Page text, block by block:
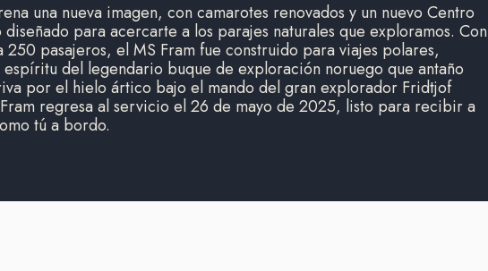
una nueva imagen, con camarotes renovados y un nuevo Centro
para acercarte a los parajes naturales que exploramos. Con
pasajeros, el MS Fram fue construido para viajes polares,
del legendario buque de exploración noruego que antaño
por el hielo ártico bajo el mando del gran explorador Fridtjof
regresa al servicio el 26 de mayo de 2025, listo para recibir a
tú a bordo.